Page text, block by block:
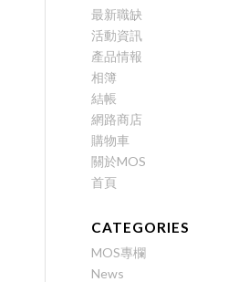
最新職缺
活動資訊
產品情報
相簿
結帳
網路商店
購物車
關於MOS
首頁
CATEGORIES
MOS專欄
News